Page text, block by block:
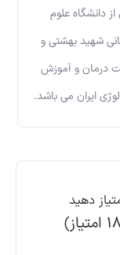
دانشگاه علوم
شهید بهشتی و
درمان و آموزش
ایران می باشد.
دهید